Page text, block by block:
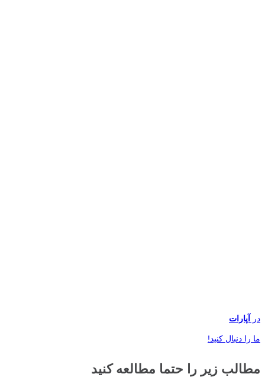
در آپارات
ما را دنبال کنید!
مطالب زیر را حتما مطالعه کنید